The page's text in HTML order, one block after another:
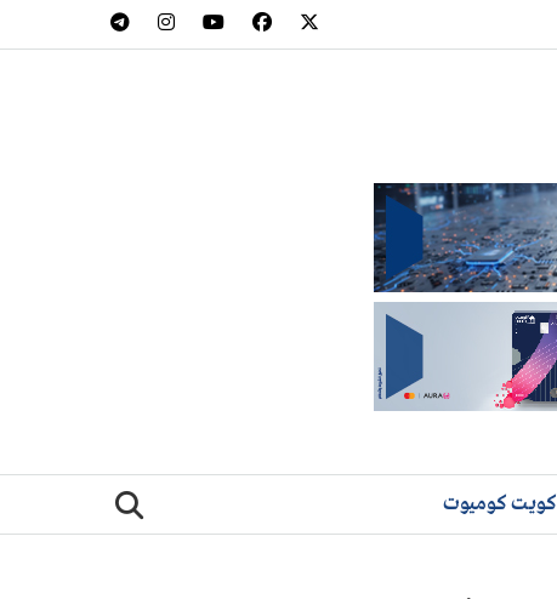
كويت كوميوت